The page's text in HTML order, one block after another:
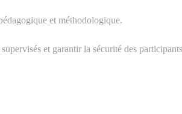
et méthodologique.
et garantir la sécurité des